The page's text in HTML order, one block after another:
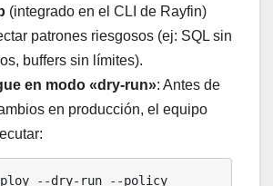
(integrado en el CLI de Rayfin)
patrones riesgosos (ej: SQL sin
buffers sin límites).
en modo «dry-run»: Antes de
en producción, el equipo